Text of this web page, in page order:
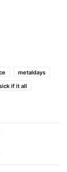
metaldays
if it all